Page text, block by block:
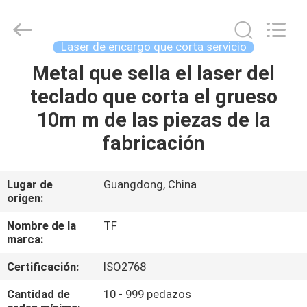
CASA.
PRODUCTOS
SOBRE
NOSOTROS
RECORRIDO
POR
LA
Tuofa
Technology
Laser de encargo que corta servicio
Metal que sella el laser del
teclado que corta el grueso
10m m de las piezas de la
fabricación
Lugar de
origen:
Guangdong, China
Nombre de la
marca:
TF
Certificación:
ISO2768
Cantidad de
10 - 999 pedazos